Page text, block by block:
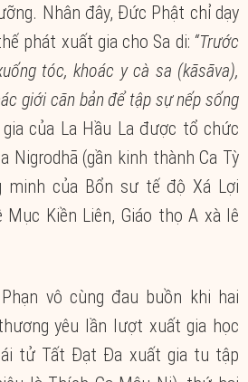
Nhân đây, Đức Phật chỉ dạy
phát xuất gia cho Sa di: “Trước
tóc, khoác y cà sa (kāsāva),
giới căn bản để tập sự nếp sống
của La Hầu La được tổ chức
Nigrodhā (gần kinh thành Ca Tỳ
minh của Bổn sư tế độ Xá Lợi
Kiền Liên, Giáo thọ A xà lê
vô cùng đau buồn khi hai
yêu lần lượt xuất gia học
tử Tất Đạt Đa xuất gia tu tập